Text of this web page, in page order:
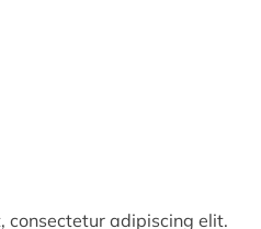
consectetur adipiscing elit.